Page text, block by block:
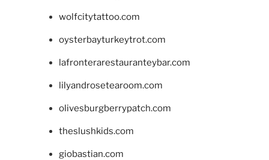
wolfcitytattoo.com
oysterbayturkeytrot.com
lafronterarestauranteybar.com
lilyandrosetearoom.com
olivesburgberrypatch.com
theslushkids.com
giobastian.com